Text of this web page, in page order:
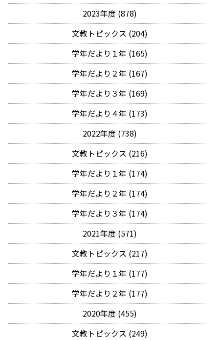
2023年度 (878)
文教トピックス (204)
学年だより１年 (165)
学年だより２年 (167)
学年だより３年 (169)
学年だより４年 (173)
2022年度 (738)
文教トピックス (216)
学年だより１年 (174)
学年だより２年 (174)
学年だより３年 (174)
2021年度 (571)
文教トピックス (217)
学年だより１年 (177)
学年だより２年 (177)
2020年度 (455)
文教トピックス (249)